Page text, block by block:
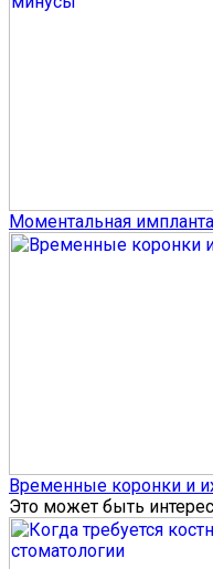
Моментальная
Временные коронки и
Это может быть